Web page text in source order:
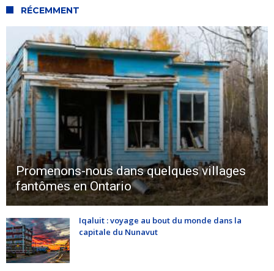
RÉCEMMENT
Promenons-nous dans quelques villages
fantômes en Ontario
Iqaluit : voyage au bout du monde dans la
capitale du Nunavut